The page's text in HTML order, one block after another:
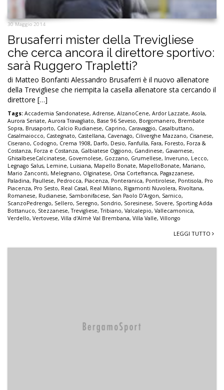
30 Maggio 2014
Brusaferri mister della Trevigliese
che cerca ancora il direttore sportivo:
sarà Ruggero Trapletti?
di Matteo Bonfanti Alessandro Brusaferri è il nuovo allenatore
della Trevigliese che riempita la casella allenatore sta cercando il
direttore […]
Tags: Accademia Sandonatese, Adrense, AlzanoCene, Ardor Lazzate, Asola,
Aurora Seriate, Aurora Travagliato, Base 96 Seveso, Borgomanero, Brembate
Sopra, Brusaporto, Calcio Rudianese, Caprino, Caravaggio, Casalbuttano,
Casalmaiocco, Castegnato, Castellana, Cavenago, Ciliverghe Mazzano, Cisanese,
Ciserano, Codogno, Crema 1908, Darfo, Desio, Fanfulla, Fara, Foresto, Forza &
Costanza, Forza e Costanza, Galbiatese Oggiono, Gandinese, Gavarnese,
GhisalbeseCalcinatese, Governolese, Gozzano, Grumellese, Inveruno, Lecco,
Legnago Salus, Lemine, Luisiana, Mapello Bonate, MapelloBonate, Mariano,
Mario Zanconti, Melegnano, Olginatese, Orsa Cortefranca, Pagazzanese,
Paladina, Paullese, Pedrocca, Piacenza, Ponteranica, Pontirolese, Pontisola, Pro
Piacenza, Pro Sesto, Real Casal, Real Milano, Rigamonti Nuvolera, Rivoltana,
Romanese, Rudianese, Sambonifacese, San Paolo D'Argon, Sarnico,
ScanzoPedrengo, Sellero, Seregno, Sondrio, Soresinese, Sovere, Sporting Adda
Bottanuco, Stezzanese,Trevigliese,Tribiano, Valcalepio, Vallecamonica,
Verdello, Vertovese, Villa d'Almè Val Brembana, Villa Valle, Villongo
LEGGI TUTTO